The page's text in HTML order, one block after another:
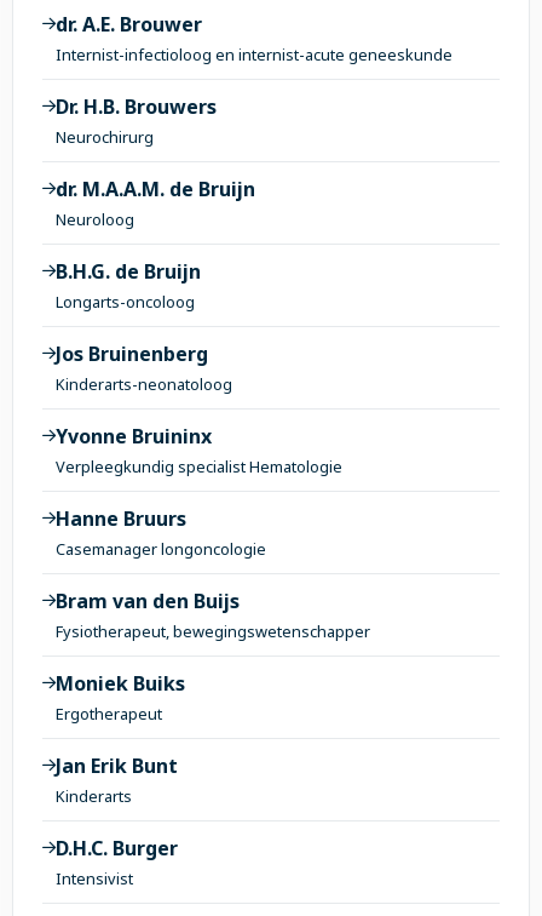
dr. A.E. Brouwer
Internist-infectioloog en internist-acute geneeskunde
Dr. H.B. Brouwers
Neurochirurg
dr. M.A.A.M. de Bruijn
Neuroloog
B.H.G. de Bruijn
Longarts-oncoloog
Jos Bruinenberg
Kinderarts-neonatoloog
Yvonne Bruininx
Verpleegkundig specialist Hematologie
Hanne Bruurs
Casemanager longoncologie
Bram van den Buijs
Fysiotherapeut, bewegingswetenschapper
Moniek Buiks
Ergotherapeut
Jan Erik Bunt
Kinderarts
D.H.C. Burger
Intensivist